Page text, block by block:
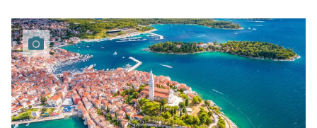
prijetno gozdno senco in mestni park. Na lepo junijsko
dopoldne smo ugotovili, zakaj je okolica Rožnika ena
najbolj priljubljenih izletniških točk v prestolnici.